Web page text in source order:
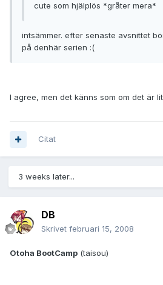
cute som hjälplös *gråter mera*
intsämmer. efter senaste avsnittet
på denhär serien :(
I agree, men det känns som om det är
Citat
3 weeks later...
DB
Skrivet februari 15, 2008
Otoha BootCamp (taisou)